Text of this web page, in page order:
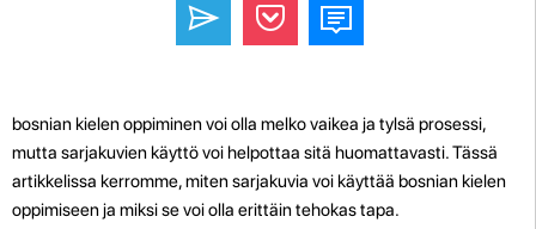
bosnian kielen oppiminen voi olla melko vaikea ja tylsä prosessi,
mutta sarjakuvien käyttö voi helpottaa sitä huomattavasti. Tässä
artikkelissa kerromme, miten sarjakuvia voi käyttää bosnian kielen
oppimiseen ja miksi se voi olla erittäin tehokas tapa.